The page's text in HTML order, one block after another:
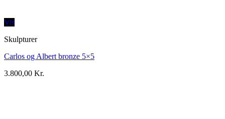
Vis
Skulpturer
Carlos og Albert bronze 5×5
3.800,00 Kr.